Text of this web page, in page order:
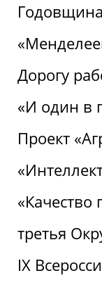
Дорогу
«И один в
Проект
«Качество
третья
IХ